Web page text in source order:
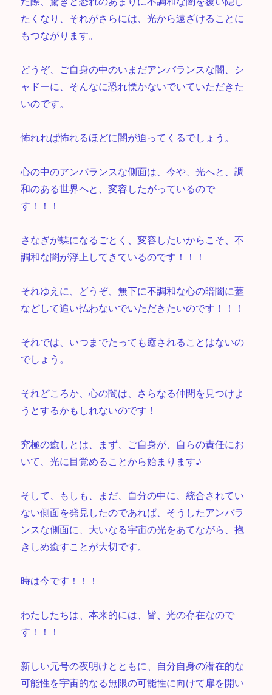
たくなり、それがさらには、光から遠ざけることに
もつながります。
どうぞ、ご自身の中のいまだアンバランスな闇、シ
ャドーに、そんなに恐れ慄かないでいていただきた
いのです。
怖れれば怖れるほどに闇が迫ってくるでしょう。
心の中のアンバランスな側面は、今や、光へと、調
和のある世界へと、変容したがっているので
す！！！
さなぎが蝶になるごとく、変容したいからこそ、不
調和な闇が浮上してきているのです！！！
それゆえに、どうぞ、無下に不調和な心の暗闇に蓋
などして追い払わないでいただきたいのです！！！
それでは、いつまでたっても癒されることはないの
でしょう。
それどころか、心の闇は、さらなる仲間を見つけよ
うとするかもしれないのです！
究極の癒しとは、まず、ご自身が、自らの責任にお
いて、光に目覚めることから始まります♪
そして、もしも、まだ、自分の中に、統合されてい
ない側面を発見したのであれば、そうしたアンバラ
ンスな側面に、大いなる宇宙の光をあてながら、抱
きしめ癒すことが大切です。
時は今です！！！
わたしたちは、本来的には、皆、光の存在なので
す！！！
新しい元号の夜明けとともに、自分自身の潜在的な
可能性を宇宙的なる無限の可能性に向けて扉を開い